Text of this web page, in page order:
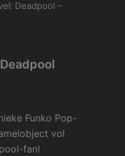
Deadpool –
Funko Pop-
vol
fan!